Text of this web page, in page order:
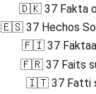
🇩🇰 37 Fakta
🇪🇸 37 Hechos
🇫🇮 37 Faktaa
🇫🇷 37 Faits
🇮🇹 37 Fatti